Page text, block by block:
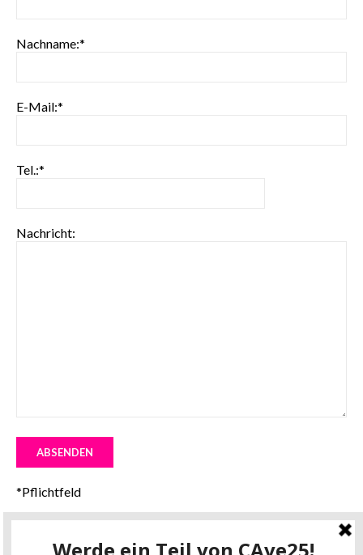
Nachname:*
E-Mail:*
Tel.:*
Nachricht:
*Pflichtfeld
Ihr erreicht uns auch telefonisch:+43 664 250 8876 –
Conny Aitzetmueller